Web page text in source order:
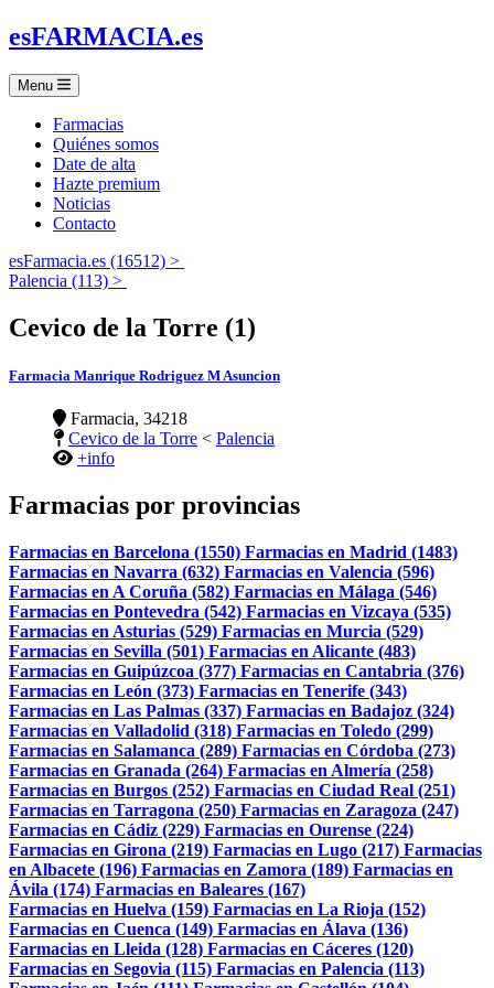
esFARMACIA.es
Menu
Farmacias
Quiénes somos
Date de alta
Hazte premium
Noticias
Contacto
esFarmacia.es (16512) >
Palencia (113) >
Cevico de la Torre (1)
Farmacia Manrique Rodriguez M Asuncion
Farmacia, 34218
Cevico de la Torre < Palencia
+info
Farmacias por provincias
Farmacias en Barcelona (1550) Farmacias en Madrid (1483)
Farmacias en Navarra (632) Farmacias en Valencia (596)
Farmacias en A Coruña (582) Farmacias en Málaga (546)
Farmacias en Pontevedra (542) Farmacias en Vizcaya (535)
Farmacias en Asturias (529) Farmacias en Murcia (529)
Farmacias en Sevilla (501) Farmacias en Alicante (483)
Farmacias en Guipúzcoa (377) Farmacias en Cantabria (376)
Farmacias en León (373) Farmacias en Tenerife (343)
Farmacias en Las Palmas (337) Farmacias en Badajoz (324)
Farmacias en Valladolid (318) Farmacias en Toledo (299)
Farmacias en Salamanca (289) Farmacias en Córdoba (273)
Farmacias en Granada (264) Farmacias en Almería (258)
Farmacias en Burgos (252) Farmacias en Ciudad Real (251)
Farmacias en Tarragona (250) Farmacias en Zaragoza (247)
Farmacias en Cádiz (229) Farmacias en Ourense (224)
Farmacias en Girona (219) Farmacias en Lugo (217) Farmacias
en Albacete (196) Farmacias en Zamora (189) Farmacias en
Ávila (174) Farmacias en Baleares (167)
Farmacias en Huelva (159) Farmacias en La Rioja (152)
Farmacias en Cuenca (149) Farmacias en Álava (136)
Farmacias en Lleida (128) Farmacias en Cáceres (120)
Farmacias en Segovia (115) Farmacias en Palencia (113)